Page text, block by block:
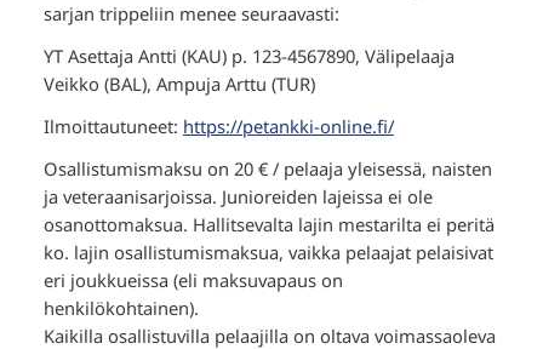
sarjan trippeliin menee seuraavasti:
YT Asettaja Antti (KAU) p. 123-4567890, Välipelaaja
Veikko (BAL), Ampuja Arttu (TUR)
Ilmoittautuneet: https://petankki-online.fi/
Osallistumismaksu on 20 € / pelaaja yleisessä, naisten
ja veteraanisarjoissa. Junioreiden lajeissa ei ole
osanottomaksua. Hallitsevalta lajin mestarilta ei peritä
ko. lajin osallistumismaksua, vaikka pelaajat pelaisivat
eri joukkueissa (eli maksuvapaus on
henkilökohtainen).
Kaikilla osallistuvilla pelaajilla on oltava voimassaoleva